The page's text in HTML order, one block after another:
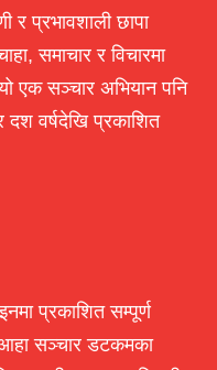
र प्रभावशाली छापा
समाचार र विचारमा
एक सञ्चार अभियान पनि
दश वर्षदेखि प्रकाशित
प्रकाशित सम्पूर्ण
आहा सञ्चार डटकमका